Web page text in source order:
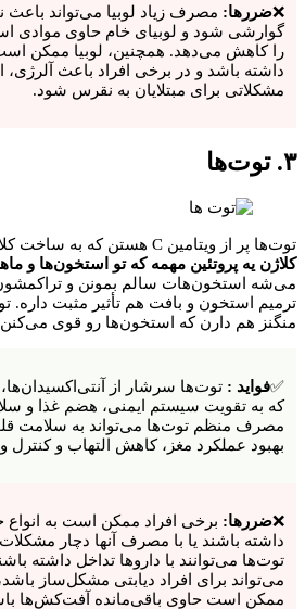
❌ضررها: مصرف زیاد لوبیا می‌تواند باعث
گوارشی شود و لوبیای خام حاوی موادی
را کاهش می‌دهد. همچنین، لوبیا ممکن
داشته باشد و در برخی افراد باعث
مشکلاتی برای مبتلایان به نقرس شود.
۳. توت‌ها
توت‌ها پر از ویتامین C هستن که به ساخت کلاژن تو بدن کمک می‌کنه.
کلاژن یه پروتئین مهمه که تو استخون‌ها و
می‌شه استخون‌هات سالم بمونن و تراکمشون
منگنز هم دارن که استخون‌ها رو قوی
✅فواید :
که به تقویت سیستم ایمنی، هضم غذا و
مصرف منظم توت‌ها می‌تواند به سلامت
بهبود عملکرد مغز، کاهش التهاب و کنترل
❌ضررها: برخی افراد ممکن است به
داشته باشند یا با مصرف آنها دچار
توت‌ها می‌توانند با داروها تداخل داشته
می‌تواند برای افراد دیابتی مشکل‌ساز
ممکن است حاوی باقی‌مانده آفت‌کش‌ها